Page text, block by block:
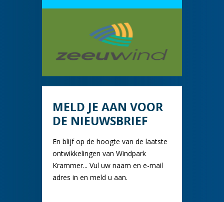
MELD JE AAN VOOR
DE NIEUWSBRIEF
En blijf op de hoogte van de laatste
ontwikkelingen van Windpark
Krammer... Vul uw naam en e-mail
adres in en meld u aan.